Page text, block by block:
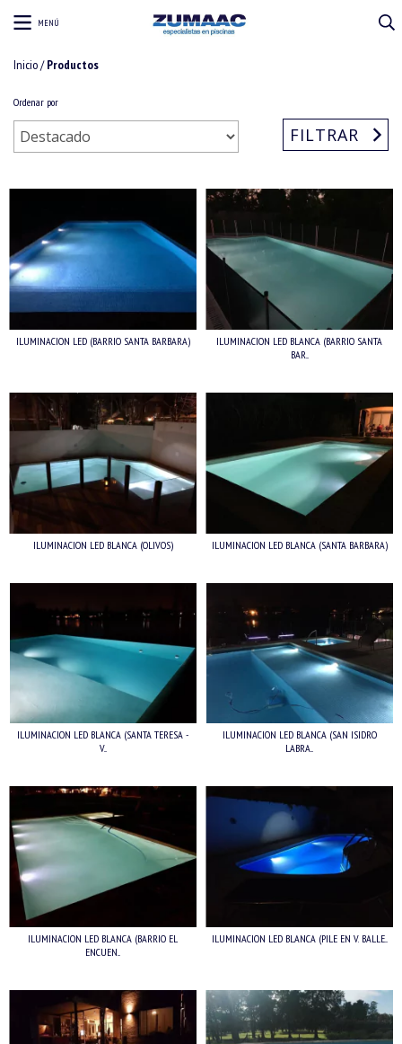
MENÚ
Inicio/ Productos
Ordenar por
FILTRAR
ILUMINACION LED (BARRIO SANTA BARBARA)
ILUMINACION LED BLANCA (BARRIO SANTA
BAR...
ILUMINACION LED BLANCA (OLIVOS) ILUMINACION LED BLANCA (SANTA BARBARA)
ILUMINACION LED BLANCA (SANTA TERESA -
V...
ILUMINACION LED BLANCA (SAN ISIDRO
LABRA...
ILUMINACION LED BLANCA (BARRIO EL
ENCUEN...
ILUMINACION LED BLANCA (PILE EN V. BALLE...